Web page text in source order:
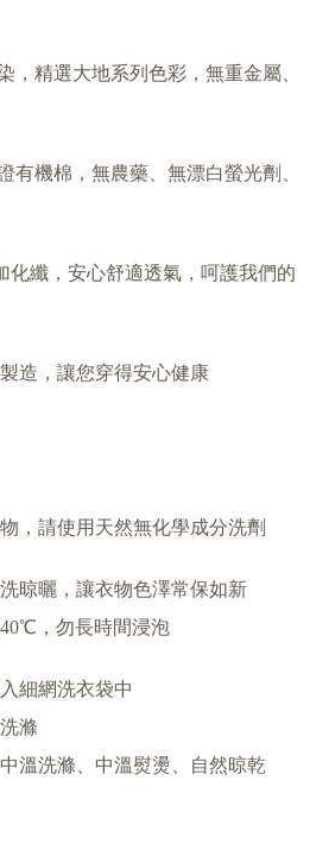
，精選大地系列色彩，無重金屬、
有機棉，無農藥、無漂白螢光劑、
化纖，安心舒適透氣，呵護我們的
造，讓您穿得安心健康
， 請使用天然無化學成分洗劑
晾曬，讓衣物色澤常保如新
，勿長時間浸泡
細網洗衣袋中
滌
溫洗滌、中溫熨燙、自然晾乾